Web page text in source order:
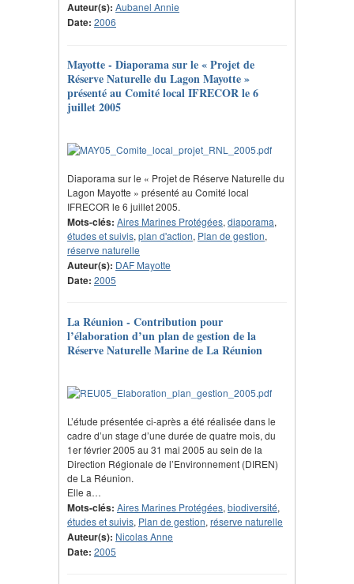
Auteur(s): Aubanel Annie
Date: 2006
Mayotte - Diaporama sur le « Projet de
Réserve Naturelle du Lagon Mayotte »
présenté au Comité local IFRECOR le 6
juillet 2005
Diaporama sur le « Projet de Réserve Naturelle du
Lagon Mayotte » présenté au Comité local
IFRECOR le 6 juillet 2005.
Mots-clés: Aires Marines Protégées, diaporama,
études et suivis, plan d'action, Plan de gestion,
réserve naturelle
Auteur(s): DAF Mayotte
Date: 2005
La Réunion - Contribution pour
l’élaboration d’un plan de gestion de la
Réserve Naturelle Marine de La Réunion
L’étude présentée ci-après a été réalisée dans le
cadre d’un stage d’une durée de quatre mois, du
1er février 2005 au 31 mai 2005 au sein de la
Direction Régionale de l’Environnement (DIREN)
de La Réunion.
Elle a…
Mots-clés: Aires Marines Protégées, biodiversité,
études et suivis, Plan de gestion, réserve naturelle
Auteur(s): Nicolas Anne
Date: 2005